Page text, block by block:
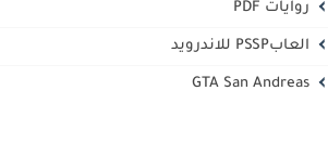
روايات PDF
العابPSSP للاندرويد
GTA San Andreas